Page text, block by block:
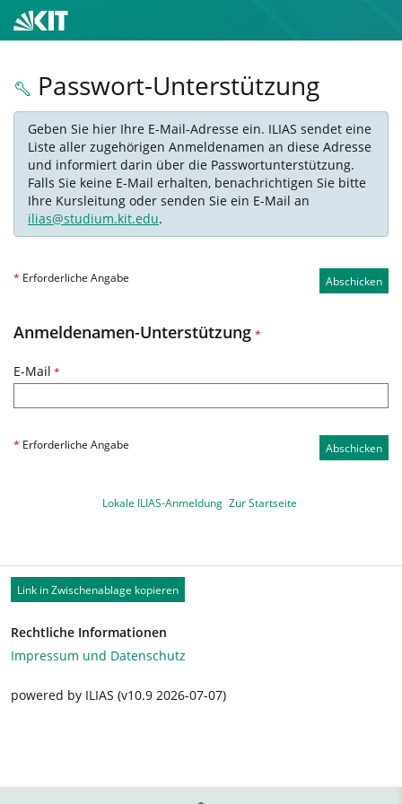
Passwort-Unterstützung
Geben Sie hier Ihre E-Mail-Adresse ein. ILIAS sendet eine
Liste aller zugehörigen Anmeldenamen an diese Adresse
und informiert darin über die Passwortunterstützung.
Falls Sie keine E-Mail erhalten, benachrichtigen Sie bitte
Ihre Kursleitung oder senden Sie ein E-Mail an
ilias@studium.kit.edu.
Abschicken
* Erforderliche Angabe
Anmeldenamen-Unterstützung *
E-Mail *
* Erforderliche Angabe Abschicken
Lokale ILIAS-Anmeldung Zur Startseite
Link in Zwischenablage kopieren
Rechtliche Informationen
Impressum und Datenschutz
powered by ILIAS (v10.9 2026-07-07)